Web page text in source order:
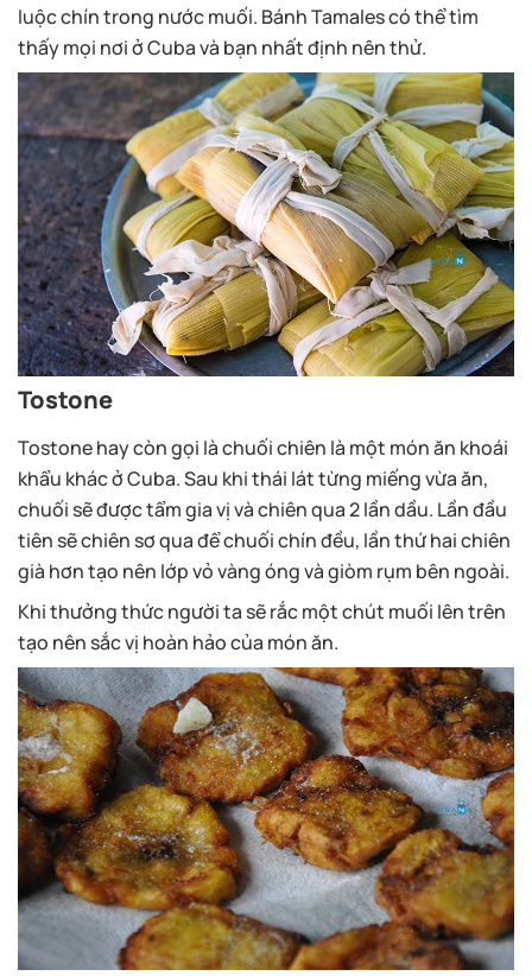
luộc chín trong nước muối. Bánh Tamales có thể tìm
thấy mọi nơi ở Cuba và bạn nhất định nên thử.
Tostone
Tostone hay còn gọi là chuối chiên là một món ăn khoái
khẩu khác ở Cuba. Sau khi thái lát từng miếng vừa ăn,
chuối sẽ được tẩm gia vị và chiên qua 2 lần dầu. Lần đầu
tiên sẽ chiên sơ qua để chuối chín đều, lần thứ hai chiên
già hơn tạo nên lớp vỏ vàng óng và giòm rụm bên ngoài.
Khi thưởng thức người ta sẽ rắc một chút muối lên trên
tạo nên sắc vị hoàn hảo của món ăn.